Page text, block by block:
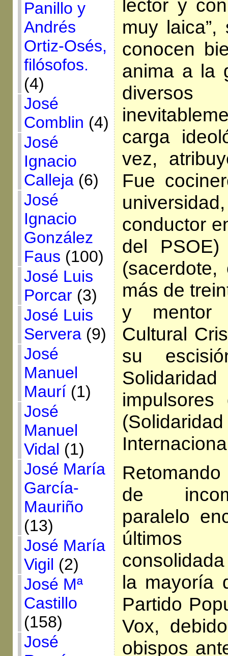
Panillo y
Andrés
Ortiz-Osés,
filósofos.
(4)
José
Comblin (4)
José
Ignacio
Calleja(6)
José
Ignacio
González
Faus (100)
José Luis
Porcar(3)
José Luis
Servera(9)
José
Manuel
Maurí(1)
José
Manuel
Vidal (1)
José María
García-
Mauriño
(13)
José María
Vigil (2)
José Mª
Castillo
(158)
José
lector y
muy
conocen
anima a la
carga
vez,
Fue
conductor
del
más de
y mentor
Cultural
su
de
paralelo
últimos
la mayoría
Partido
Vox,
obispos